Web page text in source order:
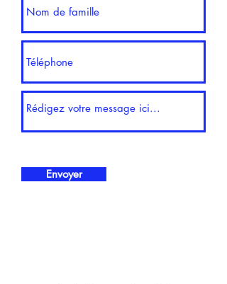
Envoyer